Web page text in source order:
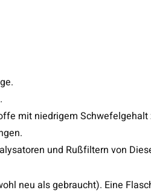
mit niedrigem Schwefelgehalt
und Rußfiltern von
neu als gebraucht). Eine